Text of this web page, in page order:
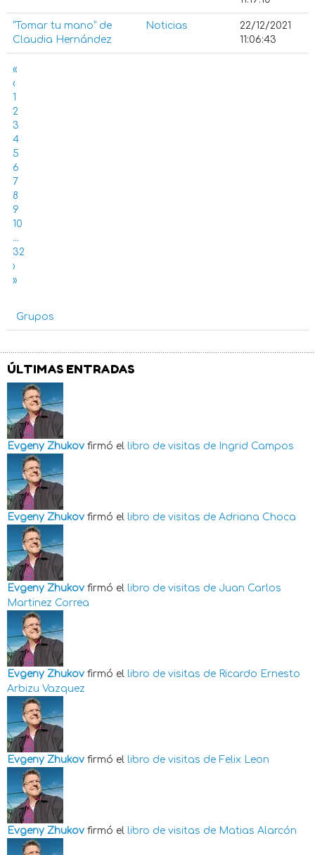
“Tomar tu mano” de
Claudia Hernández
Noticias
22/12/2021
11:06:43
«
‹
1
2
3
4
5
6
7
8
9
10
...
32
›
»
Grupos
ÚLTIMAS ENTRADAS
Evgeny Zhukov firmó el libro de visitas de Ingrid Campos
Evgeny Zhukov firmó el libro de visitas de Adriana Choca
Evgeny Zhukov firmó el libro de visitas de Juan Carlos
Martinez Correa
Evgeny Zhukov firmó el libro de visitas de Ricardo Ernesto
Arbizu Vazquez
Evgeny Zhukov firmó el libro de visitas de Felix Leon
Evgeny Zhukov firmó el libro de visitas de Matias Alarcón